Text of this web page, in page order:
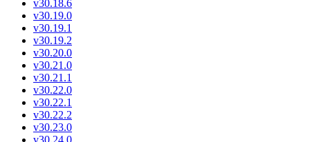
v30.18.6
v30.19.0
v30.19.1
v30.19.2
v30.20.0
v30.21.0
v30.21.1
v30.22.0
v30.22.1
v30.22.2
v30.23.0
v30.24.0